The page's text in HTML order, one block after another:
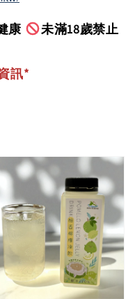
康
未滿18歲禁止
訊*